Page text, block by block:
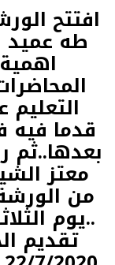
افتتح
طه عميد
قدما فيه
بعدها..ثم
معتز
من
تقديم